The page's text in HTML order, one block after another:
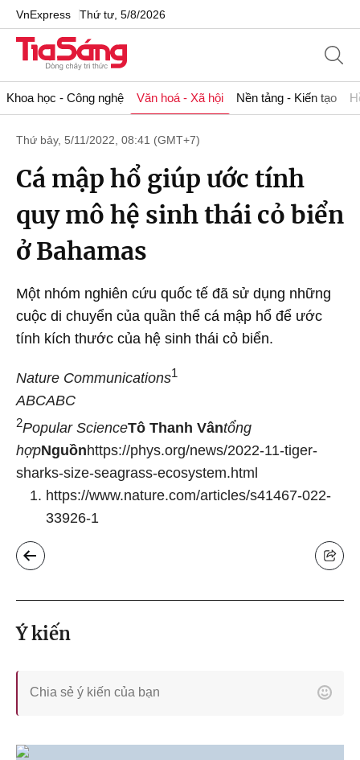
VnExpress Thứ tư, 5/8/2026
Khoa học - Công nghệ Văn hoá - Xã hội Nền tảng - Kiến tạo
Thứ bảy, 5/11/2022, 08:41 (GMT+7)
Cá mập hổ giúp ước tính
quy mô hệ sinh thái cỏ biển
ở Bahamas
Một nhóm nghiên cứu quốc tế đã sử dụng những
cuộc di chuyển của quần thể cá mập hổ để ước
tính kích thước của hệ sinh thái cỏ biển.
Nature Communications1
ABCABC
2Popular ScienceTô Thanh Vântổng
hợpNguồnhttps://phys.org/news/2022-11-tiger-
sharks-size-seagrass-ecosystem.html
https://www.nature.com/articles/s41467-022-
33926-1
Ý kiến